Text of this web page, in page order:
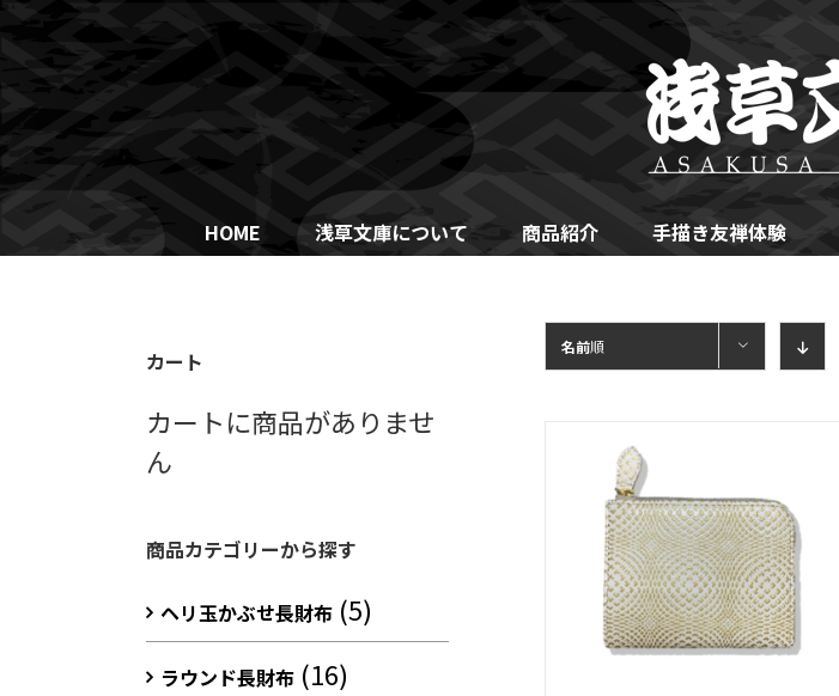
Skip
to
content
HOME 浅草文庫について 商品紹介 手描き友禅体験
名前順
カート
カートに商品がありませ
ん
商品カテゴリーから探す
ヘリ玉かぶせ長財布 (5)
ラウンド長財布 (16)